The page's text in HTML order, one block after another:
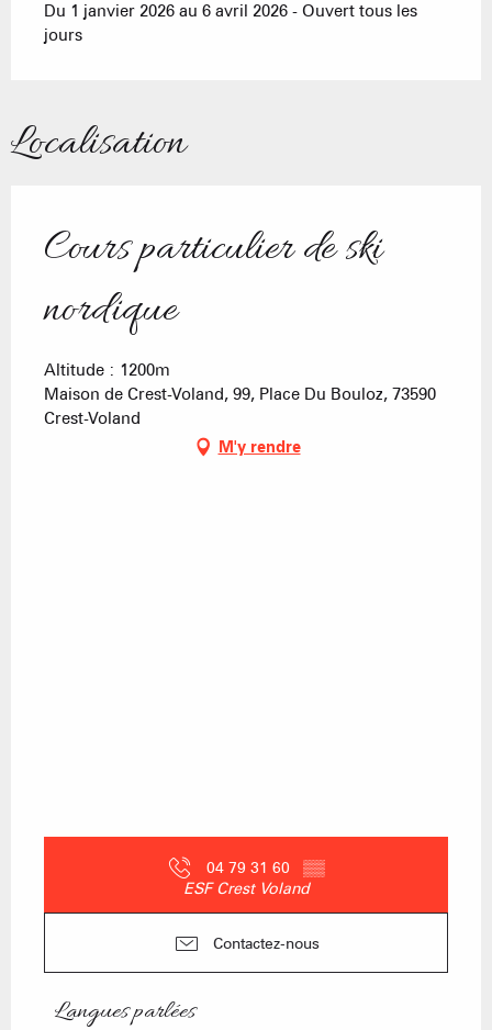
Du 1 janvier 2026 au 6 avril 2026 - Ouvert tous les
jours
Localisation
Cours particulier de ski
nordique
Altitude : 1200m
Maison de Crest-Voland, 99, Place Du Bouloz, 73590
Crest-Voland
M'y rendre
04 79 31 60 ▒▒
ESF Crest Voland
Contactez-nous
Langues parlées
Langues parlées